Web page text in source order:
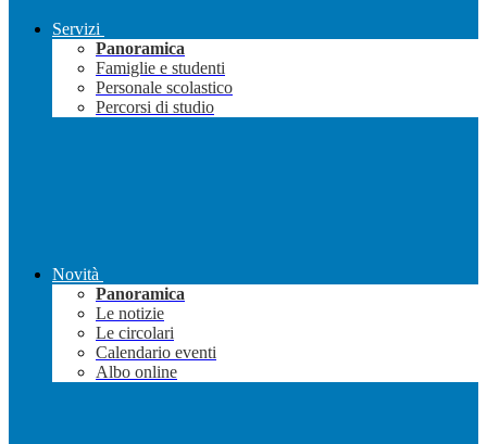
Servizi
Panoramica
Famiglie e studenti
Personale scolastico
Percorsi di studio
Novità
Panoramica
Le notizie
Le circolari
Calendario eventi
Albo online